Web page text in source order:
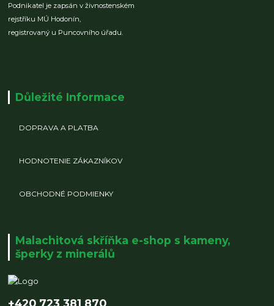
Podnikatel je zapsán v živnostenském
rejstříku MÚ Hodonín,
registrovaný u Puncovního úřadu.
Důležité Informace
DOPRAVA A PLATBA
HODNOTENIE ZÁKAZNÍKOV
OBCHODNÉ PODMIENKY
Malachitová skříňka e-shop s kameny,
šperky z minerálů
+420 723 381 870